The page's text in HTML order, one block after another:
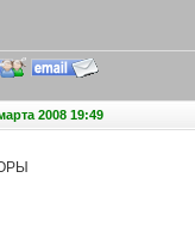
2008 19:49